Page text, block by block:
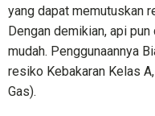
yang dapat memutuskan
Dengan demikian, api
mudah. Penggunaannya
resiko Kebakaran Kelas
Gas).